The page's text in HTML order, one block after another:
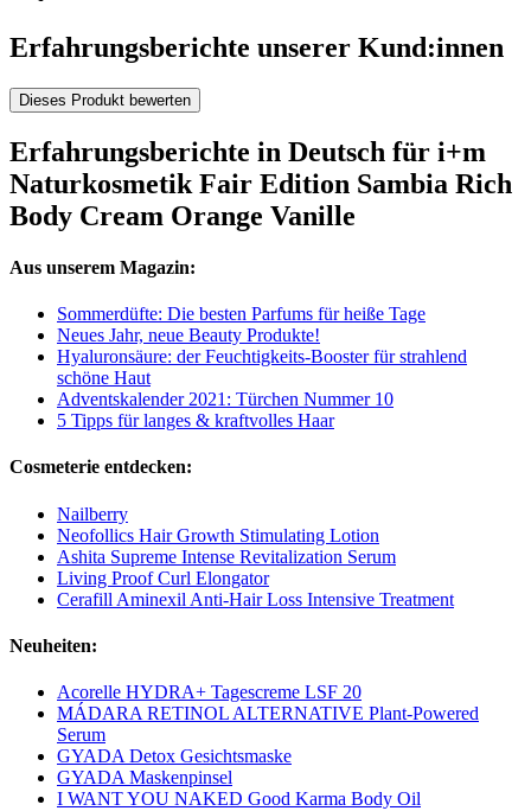
Erfahrungsberichte unserer Kund:innen
Dieses Produkt bewerten
Erfahrungsberichte in Deutsch für i+m
Naturkosmetik Fair Edition Sambia Rich
Body Cream Orange Vanille
Aus unserem Magazin:
Sommerdüfte: Die besten Parfums für heiße Tage
Neues Jahr, neue Beauty Produkte!
Hyaluronsäure: der Feuchtigkeits-Booster für strahlend
schöne Haut
Adventskalender 2021: Türchen Nummer 10
5 Tipps für langes & kraftvolles Haar
Cosmeterie entdecken:
Nailberry
Neofollics Hair Growth Stimulating Lotion
Ashita Supreme Intense Revitalization Serum
Living Proof Curl Elongator
Cerafill Aminexil Anti-Hair Loss Intensive Treatment
Neuheiten:
Acorelle HYDRA+ Tagescreme LSF 20
MÁDARA RETINOL ALTERNATIVE Plant-Powered
Serum
GYADA Detox Gesichtsmaske
GYADA Maskenpinsel
I WANT YOU NAKED Good Karma Body Oil